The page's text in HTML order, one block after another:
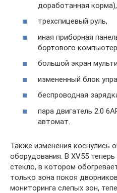
доработанная корма),
трехспицевый руль,
иная приборная
бортового
большой экран
измененный блок
беспроводная
пара двигатель 2.0
автомат.
Также изменения коснулись
оборудования. В XV55
стекло, в котором
только зона покоя
мониторинга слепых зон,